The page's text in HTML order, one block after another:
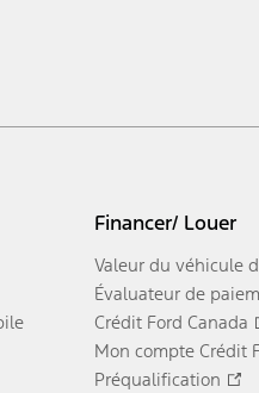
Financer/ Louer
Valeur du véhicule
Évaluateur de
Crédit Ford Canada
Mon compte Crédit
Préqualification